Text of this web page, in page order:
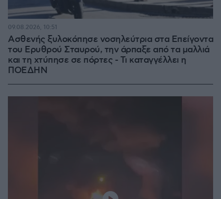
Ασθενής ξυλοκόπησε νοσηλεύτρια στα Επείγοντα
του Ερυθρού Σταυρού, την άρπαξε από τα μαλλιά
και τη χτύπησε σε πόρτες - Τι καταγγέλλει η
ΠΟΕΔΗΝ
09.08.2026, 10:51